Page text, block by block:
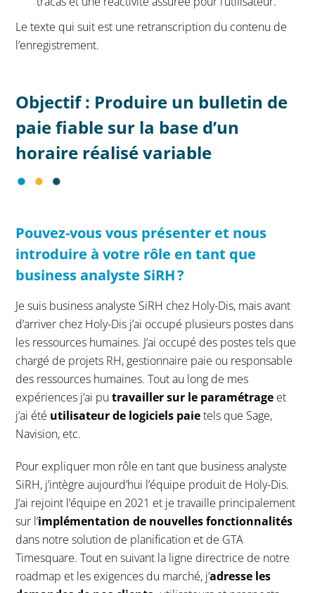
Le texte qui suit est une retranscription du contenu de
l’enregistrement.
Objectif : Produire un bulletin de
paie fiable sur la base d’un
horaire réalisé variable
Pouvez-vous vous présenter et nous
introduire à votre rôle en tant que
business analyste SiRH?
Je suis business analyste SiRH chez Holy-Dis, mais avant
d’arriver chez Holy-Dis j’ai occupé plusieurs postes dans
les ressources humaines. J’ai occupé des postes tels que
chargé de projets RH, gestionnaire paie ou responsable
des ressources humaines. Tout au long de mes
expériences j’ai putravailler sur le paramétrage et
j’ai été utilisateur de logiciels paietels que Sage,
Navision, etc.
Pour expliquer mon rôle en tant que business analyste
SiRH, j’intègre aujourd’hui l’équipe produit de Holy-Dis.
J’ai rejoint l’équipe en 2021 et je travaille principalement
sur l’implémentation de nouvelles fonctionnalités
dans notre solution de planification et de GTA
Timesquare. Tout en suivant la ligne directrice de notre
roadmap et les exigences du marché, j’adresse les